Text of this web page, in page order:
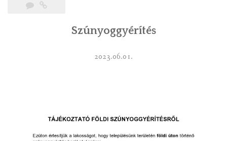
Szúnyoggyérítés
2023.06.01.